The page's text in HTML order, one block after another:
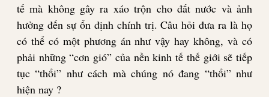
tế mà không gây ra xáo trộn cho đất nước và ảnh
hưởng đến sự ổn định chính trị. Câu hỏi đưa ra là họ
có thể có một phương án như vậy hay không, và có
phải những “cơn gió” của nền kinh tế thế giới sẽ tiếp
tục “thổi” như cách mà chúng nó đang “thổi” như
hiện nay ?